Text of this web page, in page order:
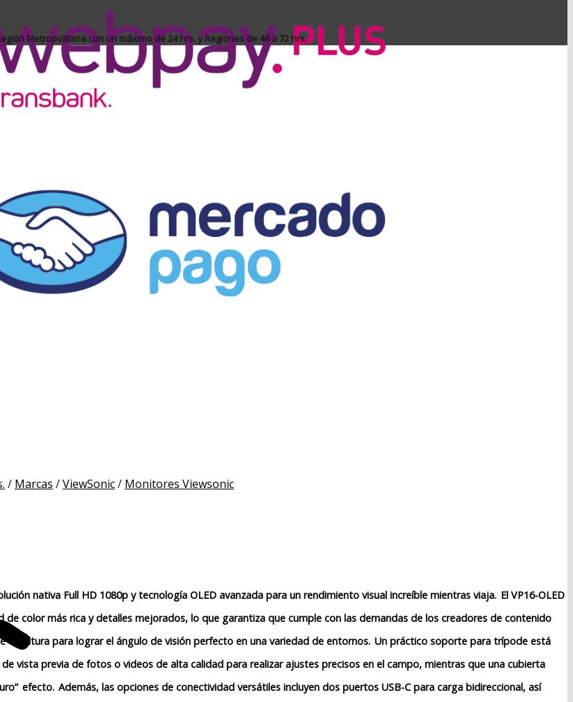
Metropolitana con un máximo de 24 hrs. y Regiones de 48 a 72 hrs.
/ Marcas /ViewSonic/ Monitores Viewsonic
nativa Full HD 1080p y tecnología OLED avanzada para un rendimiento visual increíble mientras viaja. El VP16-OLED
color más rica y detalles mejorados, lo que garantiza que cumple con las demandas de los creadores de contenido
altura para lograr el ángulo de visión perfecto en una variedad de entornos. Un práctico soporte para trípode está
vista previa de fotos o videos de alta calidad para realizar ajustes precisos en el campo, mientras que una cubierta
efecto. Además, las opciones de conectividad versátiles incluyen dos puertos USB-C para carga bidireccional, así